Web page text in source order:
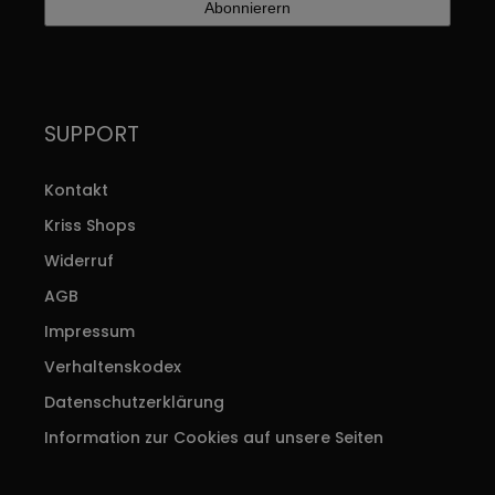
SUPPORT
Kontakt
Kriss Shops
Widerruf
AGB
Impressum
Verhaltenskodex
Datenschutzerklärung
Information zur Cookies auf unsere Seiten